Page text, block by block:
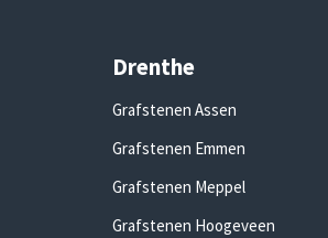
Drenthe
Grafstenen Assen
Grafstenen Emmen
Grafstenen Meppel
Grafstenen Hoogeveen